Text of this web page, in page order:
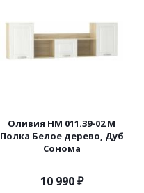
Оливия НМ 011.39-02 М
Полка Белое дерево, Дуб
Сонома
10 990₽